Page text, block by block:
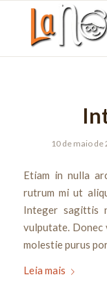
10 de maio de
Etiam in nulla
rutrum mi ut
Integer sagittis
vulputate. Donec
molestie purus
Leia mais